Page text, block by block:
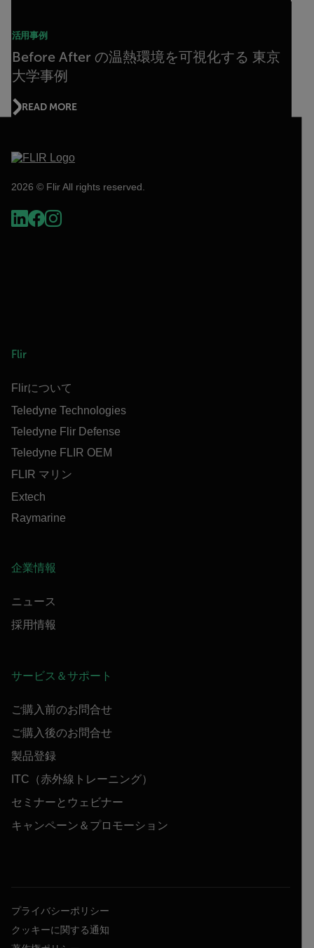
活用事例
Before After の温熱環境を可視化する 東京
大学事例
READ MORE
2026 © Flir All rights reserved.
Flir
Flirについて
Teledyne Technologies
Teledyne Flir Defense
Teledyne FLIR OEM
FLIR マリン
Extech
Raymarine
企業情報
ニュース
採用情報
サービス＆サポート
ご購入前のお問合せ
ご購入後のお問合せ
製品登録
ITC（赤外線トレーニング）
セミナーとウェビナー
キャンペーン＆プロモーション
プライバシーポリシー
クッキーに関する通知